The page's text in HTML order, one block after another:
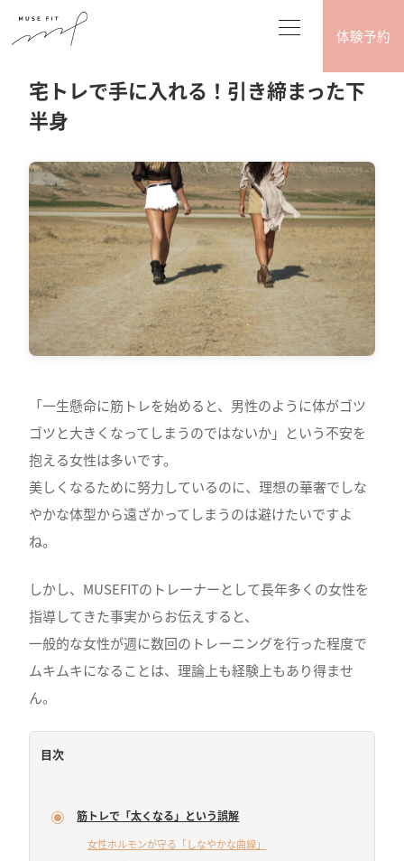
体験予約
脚やせ（トレーニング･エクササイズ系） 2026.05.27
宅トレで手に入れる！引き締まった下
半身
「一生懸命に筋トレを始めると、男性のように体がゴツ
ゴツと大きくなってしまうのではないか」という不安を
抱える女性は多いです。
美しくなるために努力しているのに、理想の華奢でしな
やかな体型から遠ざかってしまうのは避けたいですよ
ね。
しかし、MUSEFITのトレーナーとして長年多くの女性を
指導してきた事実からお伝えすると、
一般的な女性が週に数回のトレーニングを行った程度で
ムキムキになることは、理論上も経験上もあり得ませ
ん。
目次
筋トレで「太くなる」という誤解
女性ホルモンが守る「しなやかな曲線」